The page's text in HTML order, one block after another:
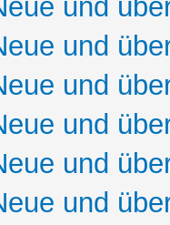
und
und
und
und
und
und